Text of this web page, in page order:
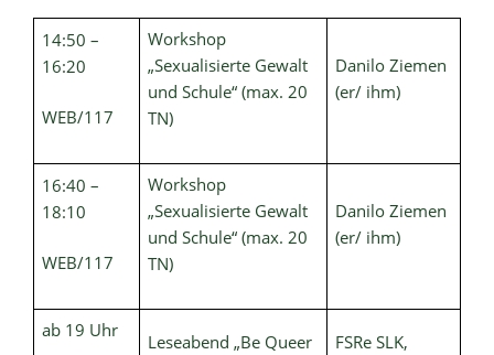
14:50 –
16:20
WEB/117
Workshop
„Sexualisierte Gewalt
und Schule“ (max. 20
TN)
Danilo Ziemen
(er/ ihm)
16:40 –
18:10
WEB/117
Workshop
„Sexualisierte Gewalt
und Schule“ (max. 20
TN)
Danilo Ziemen
(er/ ihm)
ab 19 Uhr
Leseabend „Be Queer
FSRe SLK,